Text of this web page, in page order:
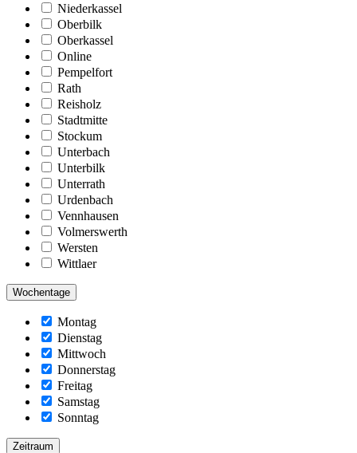
Niederkassel
Oberbilk
Oberkassel
Online
Pempelfort
Rath
Reisholz
Stadtmitte
Stockum
Unterbach
Unterbilk
Unterrath
Urdenbach
Vennhausen
Volmerswerth
Wersten
Wittlaer
Wochentage
Montag
Dienstag
Mittwoch
Donnerstag
Freitag
Samstag
Sonntag
Zeitraum